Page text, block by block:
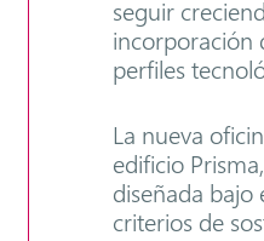
seguir
incorporación
perfiles
La nueva
edificio
diseñada bajo
criterios de